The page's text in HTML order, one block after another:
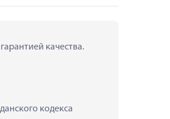
качества.
кодекса